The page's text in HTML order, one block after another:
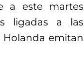
a este martes
ligadas a las
Holanda emitan